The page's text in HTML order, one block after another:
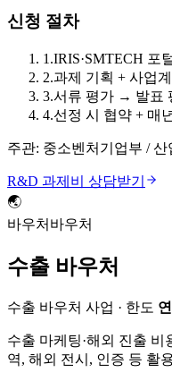
신청 절차
1 .IRIS·SMTECH 포
2.과제 기획 + 사업
3.서류 평가 → 발표
4.선정 시 협약 + 매
주관: 중소벤처기업부 /
R&D 과제비
상담받기
🌏
바우처 바우처
수출 바우처
수출 바우처 사업 · 한도
수출 마케팅·해외 진출 비
역, 해외 전시, 인증 등 활